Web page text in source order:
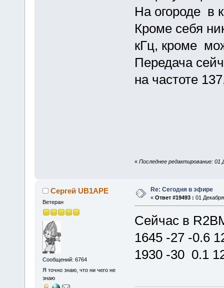
На огороде в
Кроме себя
кГц, кроме
Передача
на частоте
« Последнее редактирование: 01
Сергей UB1APE
Ветеран
Сообщений: 6764
Я точно знаю, что ни чего не
знаю
Re: Сегодня в эфире
« Ответ #19493 : 01
Сейчас в
1645 -27 -0.6
1930 -30 0.1